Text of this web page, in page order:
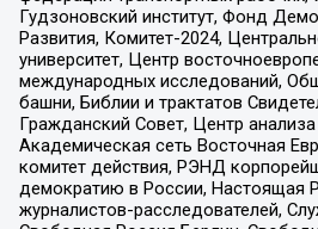
Гудзоновский институт, Фонд
Развития, Комитет-2024,
университет, Центр
международных исследований,
башни, Библии и трактатов
Гражданский Совет, Центр
Академическая сеть Восточная
комитет действия, РЭНД
демократию в России, Настоящая
журналистов-расследователей,